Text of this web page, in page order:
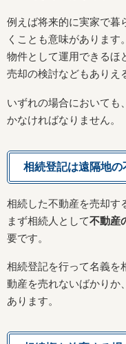
例えば将来的に実家で暮
くことも意味がありま
物件として運用できるほ
売却の検討などもありえ
いずれの場合においても、
かなければなりません。
相続登記は遠隔地の
相続した不動産を売却す
まず相続人として不動産
要です。
相続登記を行って名義を
動産を売れないばかりか
あります。